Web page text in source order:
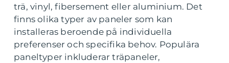
trä, vinyl, fibersement eller aluminium. Det
finns olika typer av paneler som kan
installeras beroende på individuella
preferenser och specifika behov. Populära
paneltyper inkluderar träpaneler,